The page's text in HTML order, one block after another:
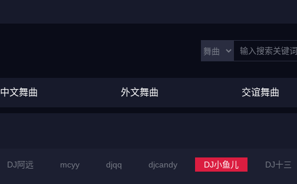
中文舞曲 外文舞曲 交谊舞曲
DJ阿远 mcyy djqq djcandy DJ小鱼儿 DJ十三